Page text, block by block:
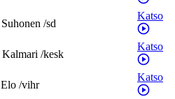
Suhonen /sd
Katso
Kalmari /kesk
Katso
Elo /vihr
Katso